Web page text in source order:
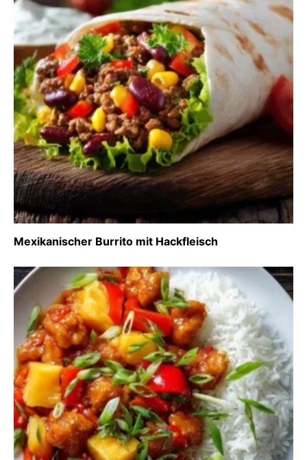
Mexikanischer Burrito mit Hackfleisch